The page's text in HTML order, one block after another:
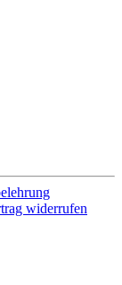
widerrufen